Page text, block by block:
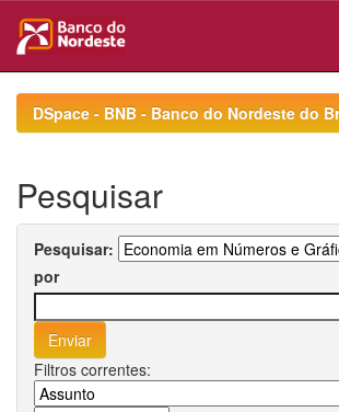
navigationDSpace - BNB - Banco do Nordeste do
Pesquisar
Pesquisar:
por
Filtros correntes: